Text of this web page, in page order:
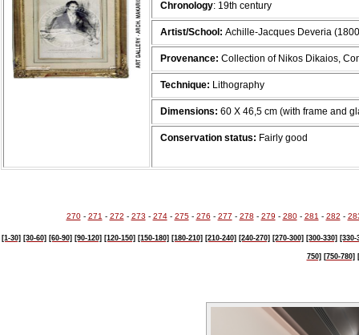
Chronology: 19th century
Artist/School: Achille-Jacques Deveria
Provenance: Collection of Nikos Dikaios,
Technique: Lithography
Dimensions: 60 Χ 46,5 cm (with frame and
Conservation status: Fairly good
270- 271 - 272 - 273 - 274- 275- 276 - 277 - 278 - 279 - 280- 281 - 282 -
[1-30] [30-60] [60-90] [90-120] [120-150] [150-180] [180-210] [210-240] [240-270] [270-300] [300-330] [330-
750] [750-780]